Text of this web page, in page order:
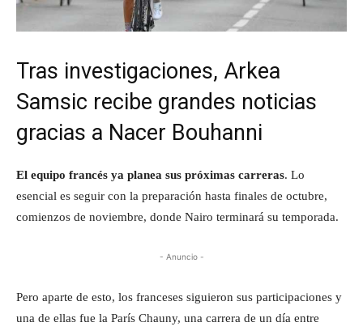
Tras investigaciones, Arkea
Samsic recibe grandes noticias
gracias a Nacer Bouhanni
El equipo francés ya planea sus próximas carreras. Lo
esencial es seguir con la preparación hasta finales de octubre,
comienzos de noviembre, donde Nairo terminará su temporada.
- Anuncio -
Pero aparte de esto, los franceses siguieron sus participaciones y
una de ellas fue la París Chauny, una carrera de un día entre